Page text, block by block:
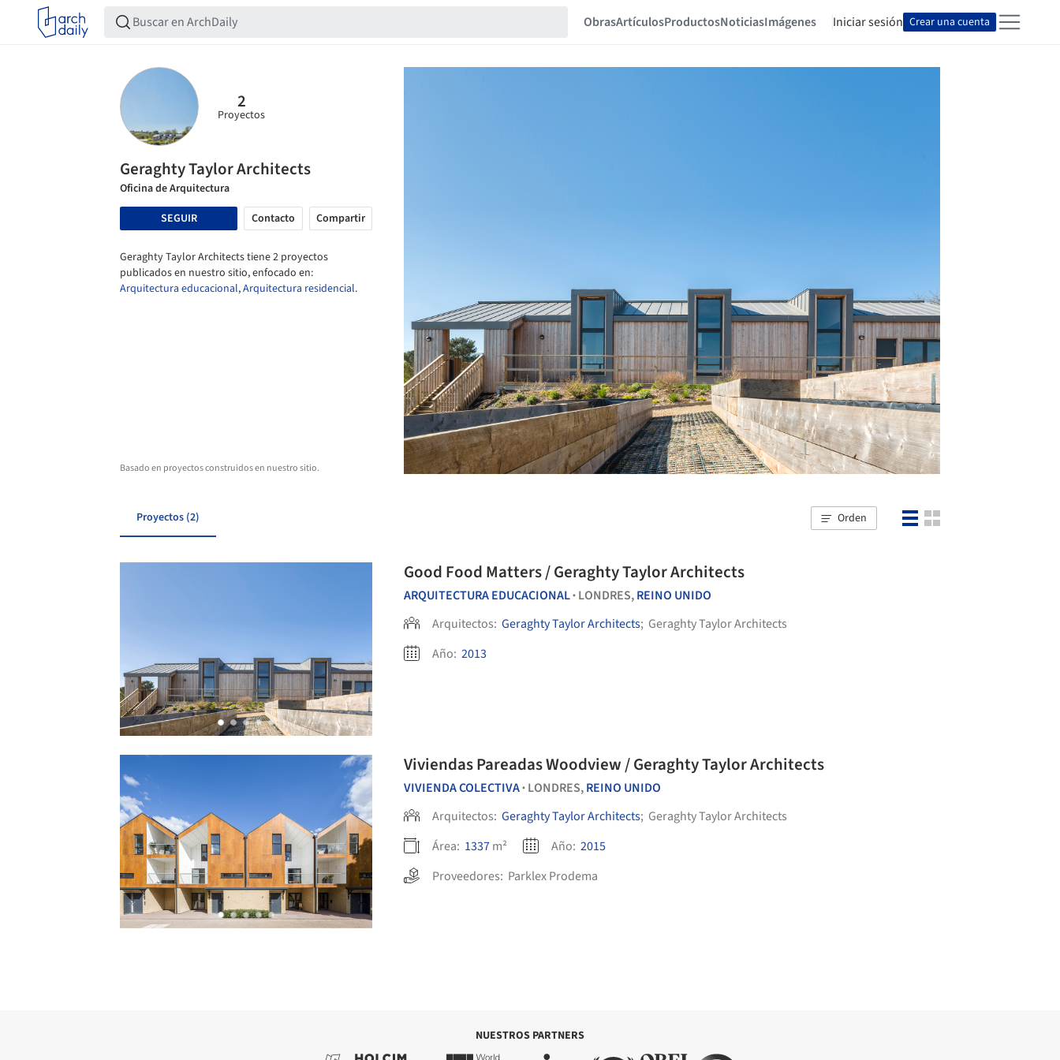
ObrasArtículosProductosNoticiasImágenes Iniciar sesión Crear una cuenta
2
Proyectos
Geraghty Taylor Architects
Oficina de Arquitectura
SEGUIR
Contacto Compartir
Geraghty Taylor Architects tiene 2 proyectos
publicados en nuestro sitio, enfocado en:
Arquitectura educacional,Arquitectura residencial.
Basado en proyectos construidos en nuestro sitio.
Proyectos (2) Orden
Good Food Matters / Geraghty Taylor Architects
ARQUITECTURA EDUCACIONAL• LONDRES,REINO UNIDO
Arquitectos: Geraghty Taylor Architects; Geraghty Taylor Architects
Año: 2013
Viviendas Pareadas Woodview / Geraghty Taylor Architects
VIVIENDA COLECTIVA• LONDRES,REINO UNIDO
Arquitectos: Geraghty Taylor Architects; Geraghty Taylor Architects
Área: 1337m² Año: 2015
Proveedores: Parklex Prodema